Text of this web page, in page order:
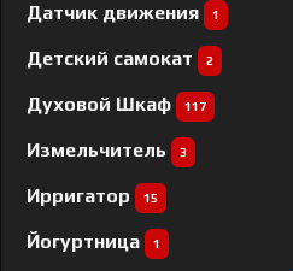
Датчик движения 1
Детский самокат 2
Духовой Шкаф 117
Измельчитель 3
Ирригатор 15
Йогуртница 1